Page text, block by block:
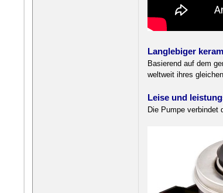
Langlebiger
Basierend auf dem
weltweit ihres
Leise und
Die Pumpe verbindet